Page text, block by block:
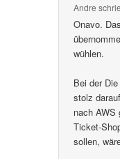
Andre
Onavo.
wühlen.
Bei der
stolz
nach AWS
Ticket-
sollen,